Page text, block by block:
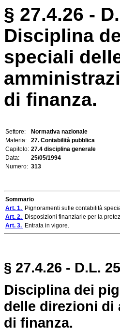
§ 27.4.26 -
Disciplina
speciali
di finanza.
Settore:
Normativa nazionale
Materia:
27. Contabilità pubblica
Capitolo: 27.4 disciplina generale
Data:
25/05/1994
Numero: 313
Sommario
Art. 1. Pignoramenti sulle contabilità
Art. 2. Disposizioni finanziarie per la
Art. 3. Entrata in vigore.
§ 27.4.26 - D.L.
Disciplina dei
delle direzioni di
di finanza.